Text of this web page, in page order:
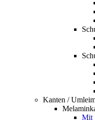
Kanten /
Mit